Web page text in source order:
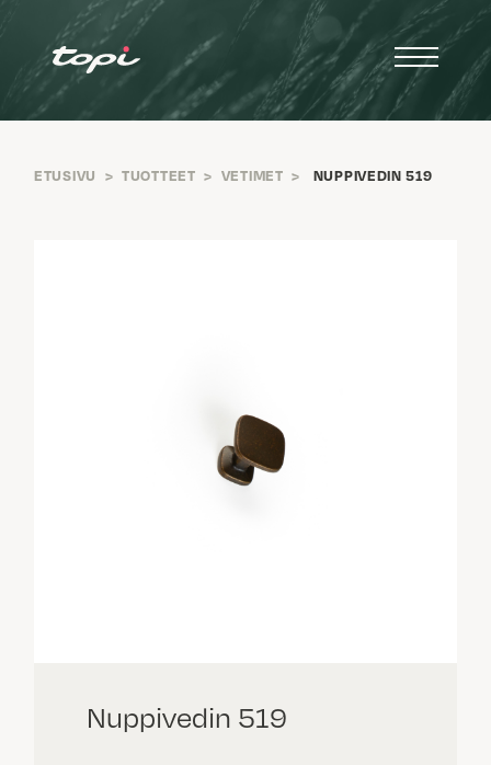
ETUSIVU > TUOTTEET > VETIMET > NUPPIVEDIN 519
Nuppivedin 519